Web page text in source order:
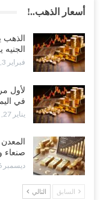
أسعار الذهب..!
الذهب
فبراير 3, 2025
لأول
في
يناير 27, 2025
ديسمبر 6, 2024
السابق التالي